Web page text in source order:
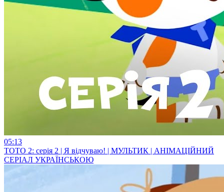
05:13
ТОТО 2: серія 2 | Я відчуваю! | МУЛЬТИК | АНІМАЦІЙНИЙ
СЕРІАЛ УКРАЇНСЬКОЮ